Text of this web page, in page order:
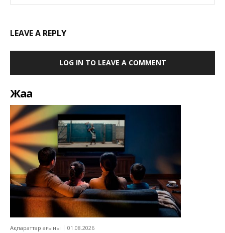
LEAVE A REPLY
LOG IN TO LEAVE A COMMENT
Жаңа
Ақпараттар ағыны 01.08.2026